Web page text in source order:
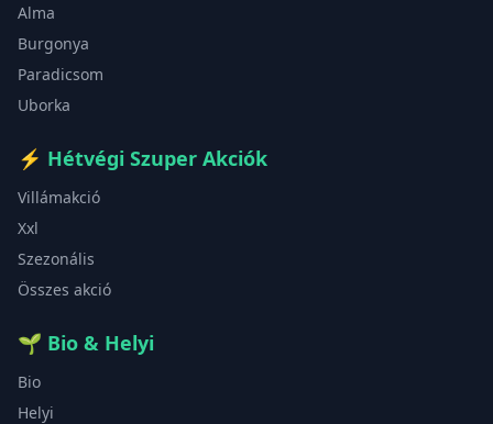
Alma
Burgonya
Paradicsom
Uborka
⚡ Hétvégi Szuper Akciók
Villámakció
Xxl
Szezonális
Összes akció
🌱 Bio & Helyi
Bio
Helyi